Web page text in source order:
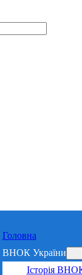
Головна
ВНОК України
Історія